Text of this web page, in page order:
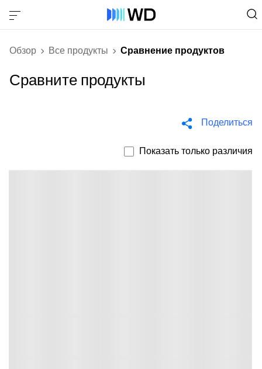
Обзор Все продукты Сравнение продуктов
Сравните продукты
Поделиться
Показать только различия